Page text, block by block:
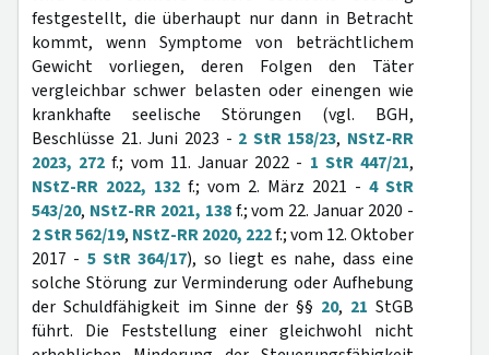
festgestellt, die überhaupt nur dann in Betracht
kommt, wenn Symptome von beträchtlichem
Gewicht vorliegen, deren Folgen den Täter
vergleichbar schwer belasten oder einengen wie
krankhafte seelische Störungen (vgl. BGH,
Beschlüsse 21. Juni 2023 - 2 StR 158/23, NStZ-RR
2023, 272 f.; vom 11. Januar 2022 - 1 StR 447/21,
NStZ-RR 2022, 132 f.; vom 2. März 2021 - 4 StR
543/20, NStZ-RR 2021, 138f.; vom 22. Januar 2020 -
2 StR 562/19, NStZ-RR 2020, 222f.; vom 12. Oktober
2017 - 5 StR 364/17), so liegt es nahe, dass eine
solche Störung zur Verminderung oder Aufhebung
der Schuldfähigkeit im Sinne der §§ 20, 21 StGB
führt. Die Feststellung einer gleichwohl nicht